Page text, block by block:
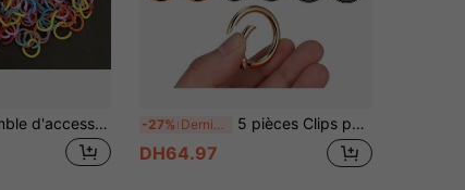
110 pièces Ensemble d'accessoires porte-clés multicolores pour femmes comprenant des anneaux et des maillons de porte-clés, des décorations de porte-clés DIY, des accessoires de voiture, des breloques de sac, des cadeaux scolaires, gothiques, Y2K, de Noël. Cadeaux pour mère, père, remise de diplôme et enseignant. -27% Dernières 8 heures 5 pièces Clips porte-clés ronds, mousquetons, convenant pour les clés, boucles, sacs, portefeuilles - Crochets porte-clés de rechange, artisanat DIY, cadeaux, souvenirs, accessoires de voiture, style gothique mignon Y2K
DH64.97